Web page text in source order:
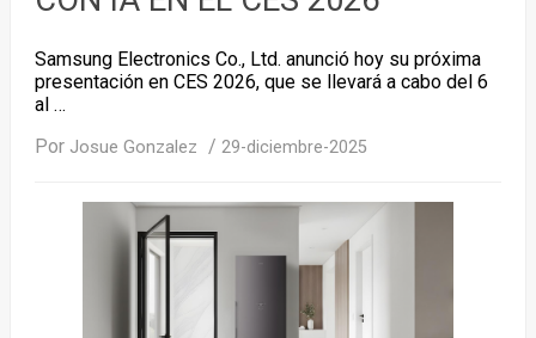
Samsung Electronics Co., Ltd. anunció hoy su próxima
presentación en CES 2026, que se llevará a cabo del 6
al …
Por Josue Gonzalez / 29-diciembre-2025